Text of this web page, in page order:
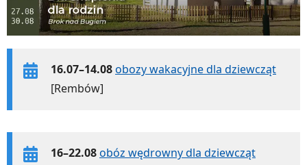
16.07–14.08obozy wakacyjne dla dziewcząt
[Rembów]
16–22.08obóz wędrowny dla dziewcząt